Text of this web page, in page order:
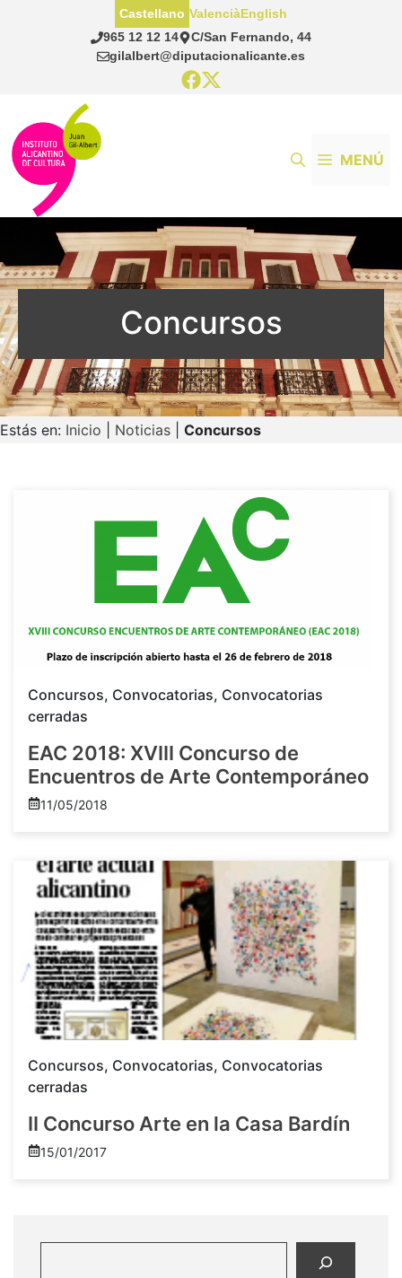
965 12 12 14
C/San Fernando, 44
gilalbert@diputacionalicante.es
Castellano ValenciàEnglish
MENÚ
Concursos
Estás en: Inicio Noticias Concursos
Concursos, Convocatorias, Convocatorias
cerradas
EAC 2018: XVIII Concurso de
Encuentros de Arte Contemporáneo
11/05/2018
Concursos, Convocatorias, Convocatorias
cerradas
II Concurso Arte en la Casa Bardín
15/01/2017